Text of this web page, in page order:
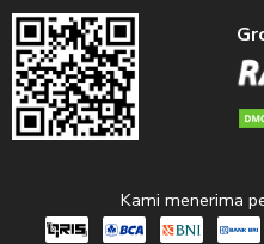
Kami menerima